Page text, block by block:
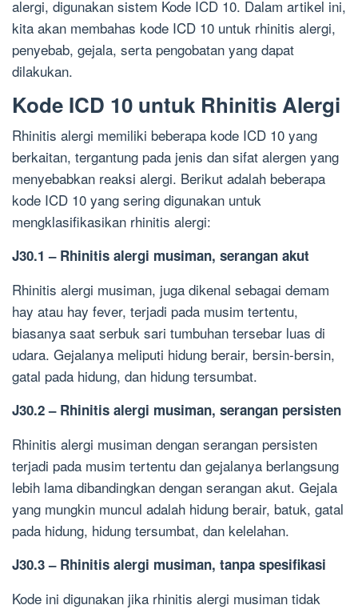
alergi, digunakan sistem Kode ICD 10. Dalam artikel ini,
kita akan membahas kode ICD 10 untuk rhinitis alergi,
penyebab, gejala, serta pengobatan yang dapat
dilakukan.
Kode ICD 10 untuk Rhinitis Alergi
Rhinitis alergi memiliki beberapa kode ICD 10 yang
berkaitan, tergantung pada jenis dan sifat alergen yang
menyebabkan reaksi alergi. Berikut adalah beberapa
kode ICD 10 yang sering digunakan untuk
mengklasifikasikan rhinitis alergi:
J30.1 – Rhinitis alergi musiman, serangan akut
Rhinitis alergi musiman, juga dikenal sebagai demam
hay atau hay fever, terjadi pada musim tertentu,
biasanya saat serbuk sari tumbuhan tersebar luas di
udara. Gejalanya meliputi hidung berair, bersin-bersin,
gatal pada hidung, dan hidung tersumbat.
J30.2 – Rhinitis alergi musiman, serangan persisten
Rhinitis alergi musiman dengan serangan persisten
terjadi pada musim tertentu dan gejalanya berlangsung
lebih lama dibandingkan dengan serangan akut. Gejala
yang mungkin muncul adalah hidung berair, batuk, gatal
pada hidung, hidung tersumbat, dan kelelahan.
J30.3 – Rhinitis alergi musiman, tanpa spesifikasi
Kode ini digunakan jika rhinitis alergi musiman tidak